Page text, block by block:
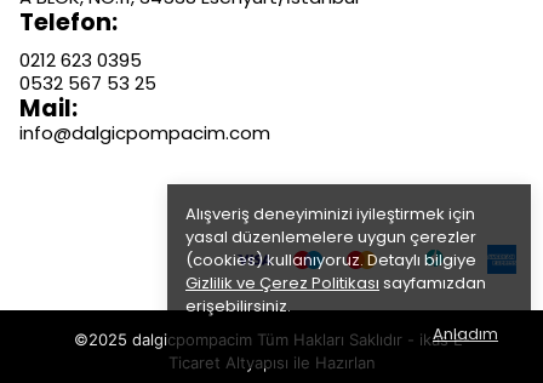
Alışveriş deneyiminizi iyileştirmek için
yasal düzenlemelere uygun çerezler
(cookies) kullanıyoruz. Detaylı bilgiye
Gizlilik ve Çerez Politikası sayfamızdan
erişebilirsiniz.
Anladım
Telefon:
0212 623 0395
0532 567 53 25
Mail:
info@dalgicpompacim.com
©2025 dalgicpompacim Tüm Hakları Saklıdır - ikas E-
Ticaret Altyapısı ile Hazırlan